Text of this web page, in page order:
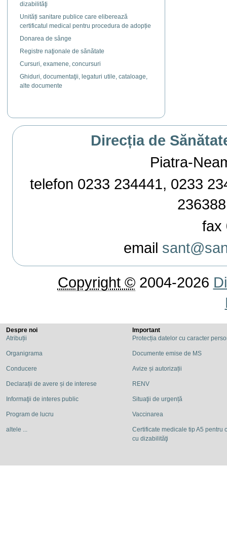
dizabilităţi
Unități sanitare publice care eliberează
certificatul medical pentru procedura de adopție
Donarea de sânge
Registre naţionale de sănătate
Cursuri, examene, concursuri
Ghiduri, documentaţii, legaturi utile, cataloage,
alte documente
Direcția de
Piatra-
telefon 0233 234441, 0233
fax
email
Copyright ©2004-2026
Despre noi
Atribuții
Organigrama
Conducere
Declarații de avere și de interese
Informaţii de interes public
Program de lucru
altele ...
Important
Protecția datelor cu caracter
Documente emise de MS
Avize și autorizații
RENV
Situaţii de urgență
Vaccinarea
Certificate medicale tip A5 pentru
cu dizabilităţi